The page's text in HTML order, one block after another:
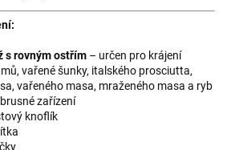
s rovným ostřím – určen pro krájení
vařené šunky, italského prosciutta,
vařeného masa, mraženého masa a ryb
zařízení
knoflík